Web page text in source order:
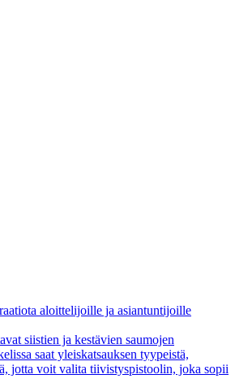
aloittelijoille ja asiantuntijoille
siistien ja kestävien saumojen
saat yleiskatsauksen tyypeistä,
jotta voit valita tiivistyspistoolin, joka sopii